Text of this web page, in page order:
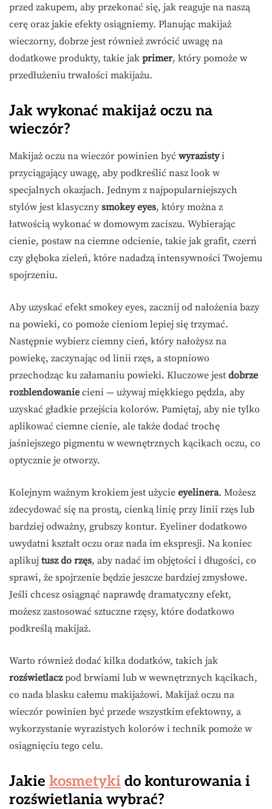
przed zakupem, aby przekonać się, jak reaguje na naszą
cerę oraz jakie efekty osiągniemy. Planując makijaż
wieczorny, dobrze jest również zwrócić uwagę na
dodatkowe produkty, takie jak primer, który pomoże w
przedłużeniu trwałości makijażu.
Jak wykonać makijaż oczu na
wieczór?
Makijaż oczu na wieczór powinien być wyrazistyi
przyciągający uwagę, aby podkreślić nasz look w
specjalnych okazjach. Jednym z najpopularniejszych
stylów jest klasyczny smokey eyes, który można z
łatwością wykonać w domowym zaciszu. Wybierając
cienie, postaw na ciemne odcienie, takie jak grafit, czerń
czy głęboka zieleń, które nadadzą intensywności Twojemu
spojrzeniu.
Aby uzyskać efekt smokey eyes, zacznij od nałożenia bazy
na powieki, co pomoże cieniom lepiej się trzymać.
Następnie wybierz ciemny cień, który nałożysz na
powiekę, zaczynając od linii rzęs, a stopniowo
przechodząc ku załamaniu powieki. Kluczowe jest dobrze
rozblendowanie cieni — używaj miękkiego pędzla, aby
uzyskać gładkie przejścia kolorów. Pamiętaj, aby nie tylko
aplikować ciemne cienie, ale także dodać trochę
jaśniejszego pigmentu w wewnętrznych kącikach oczu, co
optycznie je otworzy.
Kolejnym ważnym krokiem jest użycie eyelinera. Możesz
zdecydować się na prostą, cienką linię przy linii rzęs lub
bardziej odważny, grubszy kontur. Eyeliner dodatkowo
uwydatni kształt oczu oraz nada im ekspresji. Na koniec
aplikuj tusz do rzęs, aby nadać im objętości i długości, co
sprawi, że spojrzenie będzie jeszcze bardziej zmysłowe.
Jeśli chcesz osiągnąć naprawdę dramatyczny efekt,
możesz zastosować sztuczne rzęsy, które dodatkowo
podkreślą makijaż.
Warto również dodać kilka dodatków, takich jak
rozświetlaczpod brwiami lub w wewnętrznych kącikach,
co nada blasku całemu makijażowi. Makijaż oczu na
wieczór powinien być przede wszystkim efektowny, a
wykorzystanie wyrazistych kolorów i technik pomoże w
osiągnięciu tego celu.
Jakie kosmetyki do konturowania i
rozświetlania wybrać?